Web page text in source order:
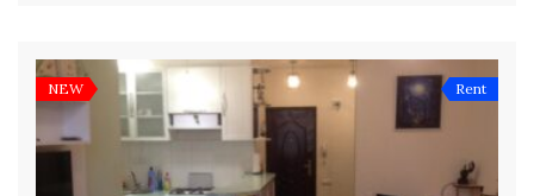
NEW Rent